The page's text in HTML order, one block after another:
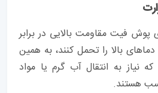
پوش فیت مقاومت بالایی در برابر
بالا را تحمل کنند، به همین
نیاز به انتقال آب گرم یا مواد
هستند.